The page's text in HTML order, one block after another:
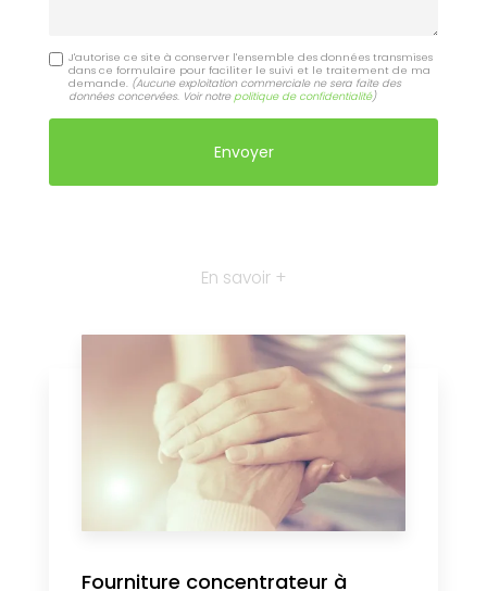
J'autorise ce site à conserver l'ensemble des données transmises
dans ce formulaire pour faciliter le suivi et le traitement de ma
demande. (Aucune exploitation commerciale ne sera faite des
données concervées. Voir notre politique de confidentialité)
En savoir +
Fourniture concentrateur à